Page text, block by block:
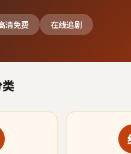
清免费 在线追剧